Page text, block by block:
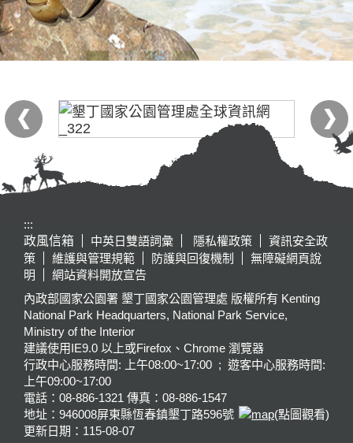
:::
政風信箱
中英日雙語詞彙 隱私權政策
資訊安全政
策
維護與管理規範 防護與回復機制
無障礙網頁說
明
網站資料開放宣告
內政部國家公園署 墾丁國家公園管理處 版權所有 Kenting
National Park Headquarters, National Park Service,
Ministry of the Interior
建議使用IE9.0 以上或Firefox、Chrome 瀏覽器
行政中心服務時間: 上午08:00~17:00 ; 遊客中心服務時間:
上午09:00~17:00
電話：08-886-1321 傳真：08-886-1547
地址：946008屏東縣恆春鎮墾丁路596號
(點圖觀看)
更新日期： 115-08-07